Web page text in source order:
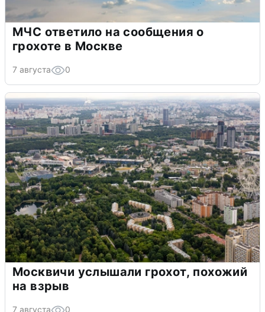
МЧС ответило на сообщения о
грохоте в Москве
7 августа 0
Москвичи услышали грохот, похожий
на взрыв
7 августа 0